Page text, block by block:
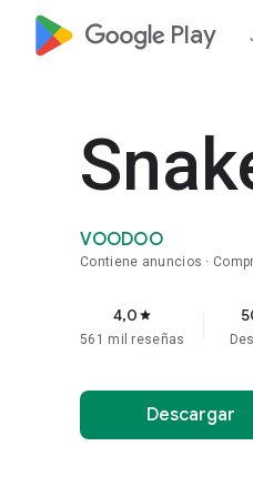
google_logo Play
VOODOO
Contiene anuncios
4,0 star
561 mil reseñas
Descargar